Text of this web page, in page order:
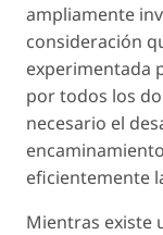
ampliamente
consideración
experimentada
por todos los
necesario el
eficientemente
Mientras existe